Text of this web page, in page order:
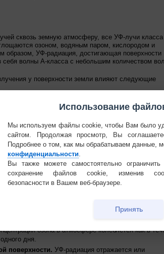
сквозь земную атмосферу, все УФ-лучи класса
озоном, водяным паром, кислородом и
образом, УФ-радиация, достигающая поверхности
себя волны А-класса с небольшим количеством
у поверхности земли влияют следующие
выше Солнце над горизонтом, тем сильнее
уровень излучения колеблется от дня к ночи и
уровни достигаются около полудня в летние
приходит примерно между 11 и 15 часами дня
к экватору, тем выше уровень УФ-радиации
Уровень УФ-радиации выше при безоблачном небе, но
излучение может быть сильным, благодаря
создавая, таким образом, рассеянные
может пропускать до 90% УФ-лучей.
моря.
поступающей от Солнца. Каждые 1000
примерно на 10%.
часть УФ-радиации, которая иначе могла бы
озона в атмосфере колеблется как в
дня.
поверхности. УФ-радиация отражается или
Использование
Мы используем файлы cookie, чтобы Вам было
сайтом. Продолжая просмотр, Вы
Подробнее о том, как мы обрабатываем данные,
конфиденциальности.
Вы также можете самостоятельно
сохранение файлов cookie, изменив
безопасности в Вашем веб-браузере.
Принять